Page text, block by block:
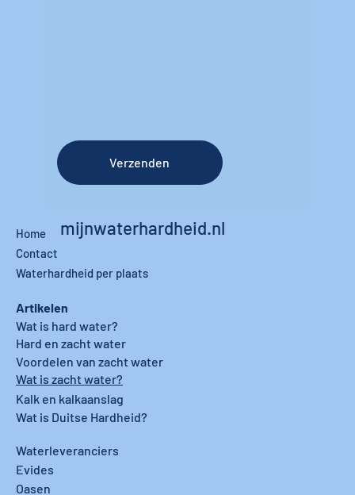
Verzenden
mijnwaterhardheid.nl
Home
Contact
Waterhardheid per plaats
Waterleveranciers
Evides
Oasen
Artikelen
Wat is hard water?
Hard en zacht water
Wat is zacht water?
Voordelen van zacht water
Kalk en kalkaanslag
Wat is Duitse Hardheid?